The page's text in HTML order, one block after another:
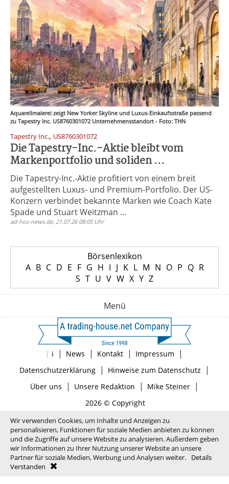
Aquarellmalerei zeigt New Yorker Skyline und Luxus-Einkaufsstraße passend
zu Tapestry Inc. US8760301072 Unternehmensstandort - Foto: THN
Tapestry Inc., US8760301072
Die Tapestry-Inc.-Aktie bleibt vom
Markenportfolio und soliden ...
Die Tapestry-Inc.-Aktie profitiert von einem breit
aufgestellten Luxus- und Premium-Portfolio. Der US-
Konzern verbindet bekannte Marken wie Coach Kate
Spade und Stuart Weitzman ...
ad-hoc-news.de, 21.07.26 08:05 Uhr
Börsenlexikon
A B C D E F G H I J K L M N O P Q R
S T U V W X Y Z
Menü
| i | News | Kontakt | Impressum |
Datenschutzerklärung| Hinweise zum Datenschutz |
Über uns | Unsere Redaktion | Mike Steiner|
2026 © Copyright
Wir verwenden Cookies, um Inhalte und Anzeigen zu
personalisieren, Funktionen für soziale Medien anbieten zu können
und die Zugriffe auf unsere Website zu analysieren. Außerdem geben
wir Informationen zu Ihrer Nutzung unserer Website an unsere
Partner für soziale Medien, Werbung und Analysen weiter.
Details
Verstanden